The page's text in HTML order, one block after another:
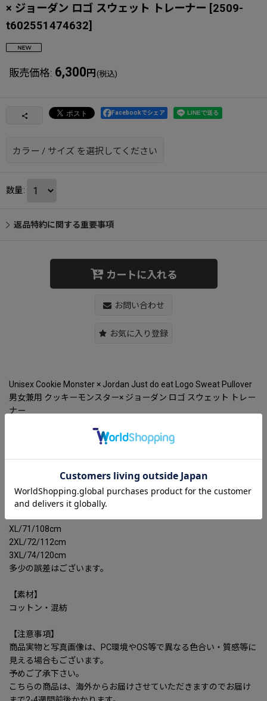
× ジョーダン ロゴ スウェット トレーナー [2509-
t602551474632]
販売価格: 6,300 円 (税込)
Facebookでシェア
カラー / サイズ を選択してください
数量:
返品特約に関する重要事項
カートに入れる
お問い合わせ
お気に入り登録
Unisex Cookie Monster × Jordan Just do eat Logo Sweat Pullover
男女兼用 クッキーモンスター× ジョーダン ロゴ スウェット トレー
ナー
【サイズ】M-3XL
着丈/バスト
M/64/100cm
XL/71/108cm
2XL/72/112cm
3XL/74/120cm
多少の誤差はございます。
【素材】
コットン・混紡
【注意事項】
商品実物と写真画像は、PC環境やOS等で異なる色合い・質感等に
見える場合もございます。
予めご了承下さい。
こちらの商品は、海外からお届けさせていただきますのでお届け